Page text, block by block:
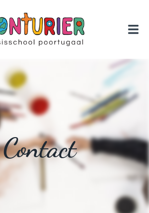
Contact